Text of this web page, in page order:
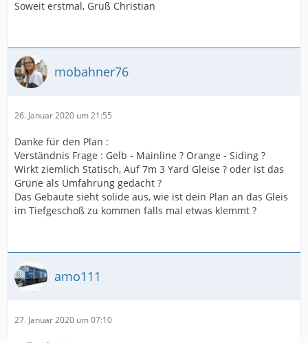
Soweit erstmal, Gruß Christian
mobahner76
26. Januar 2020 um 21:55
Danke für den Plan :
Verständnis Frage : Gelb - Mainline ? Orange - Siding ?
Wirkt ziemlich Statisch, Auf 7m 3 Yard Gleise ? oder ist das
Grüne als Umfahrung gedacht ?
Das Gebaute sieht solide aus, wie ist dein Plan an das Gleis
im Tiefgeschoß zu kommen falls mal etwas klemmt ?
amo111
27. Januar 2020 um 07:10